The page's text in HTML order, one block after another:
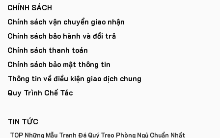
CHÍNH SÁCH
Chính sách vận chuyển giao nhận
Chính sách bảo hành và đổi trả
Chính sách thanh toán
Chính sách bảo mật thông tin
Thông tin về điều kiện giao dịch chung
Quy Trình Chế Tác
TIN TỨC
TOP Những Mẫu Tranh Đá Quý Treo Phòng Ngủ Chuẩn Nhất